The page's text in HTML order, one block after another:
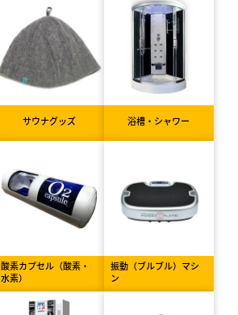
サウナグッズ 浴槽・シャワー
酸素カプセル（酸素・
水素）
振動（ブルブル）マシ
ン